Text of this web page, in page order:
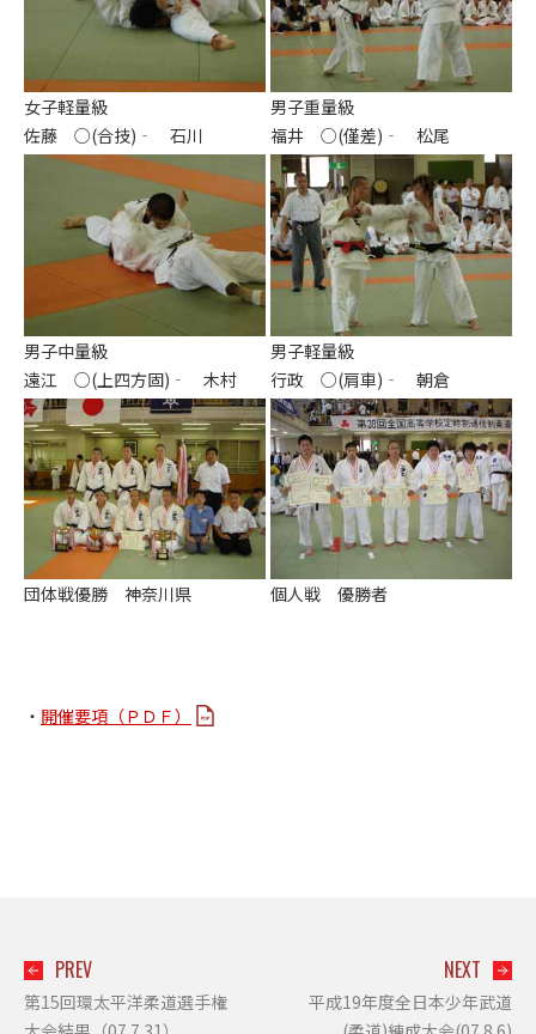
女子軽量級
佐藤 ○(合技)‐ 石川
男子重量級
福井 ○(僅差)‐ 松尾
男子中量級
遠江 ○(上四方固)‐ 木村
男子軽量級
行政 ○(肩車)‐ 朝倉
団体戦優勝 神奈川県 個人戦 優勝者
・ 開催要項（ＰＤＦ）
PREV
第15回環太平洋柔道選手権
NEXT
平成19年度全日本少年武道